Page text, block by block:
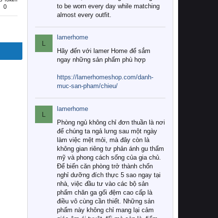
0
to be worn every day while matching
almost every outfit.
L
lamerhome
Hãy đến với lamer Home để sắm
ngay những sản phẩm phù hợp
https://lamerhomeshop.com/danh-
muc-san-pham/chieu/
L
lamerhome
Phòng ngủ không chỉ đơn thuần là nơi
để chúng ta ngả lưng sau một ngày
làm việc mệt mỏi, mà đây còn là
không gian riêng tư phản ánh gu thẩm
mỹ và phong cách sống của gia chủ.
Để biến căn phòng trở thành chốn
nghỉ dưỡng đích thực 5 sao ngay tại
nhà, việc đầu tư vào các bộ sản
phẩm chăn ga gối đệm cao cấp là
điều vô cùng cần thiết. Những sản
phẩm này không chỉ mang lại cảm